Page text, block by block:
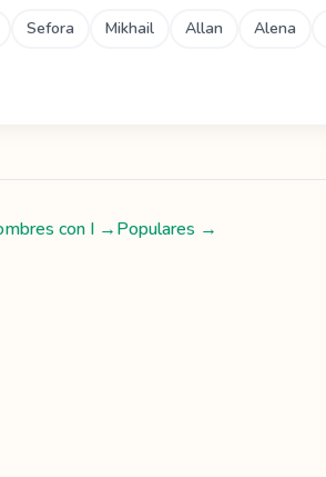
Sefora Mikhail Allan Alena
con I→Populares →